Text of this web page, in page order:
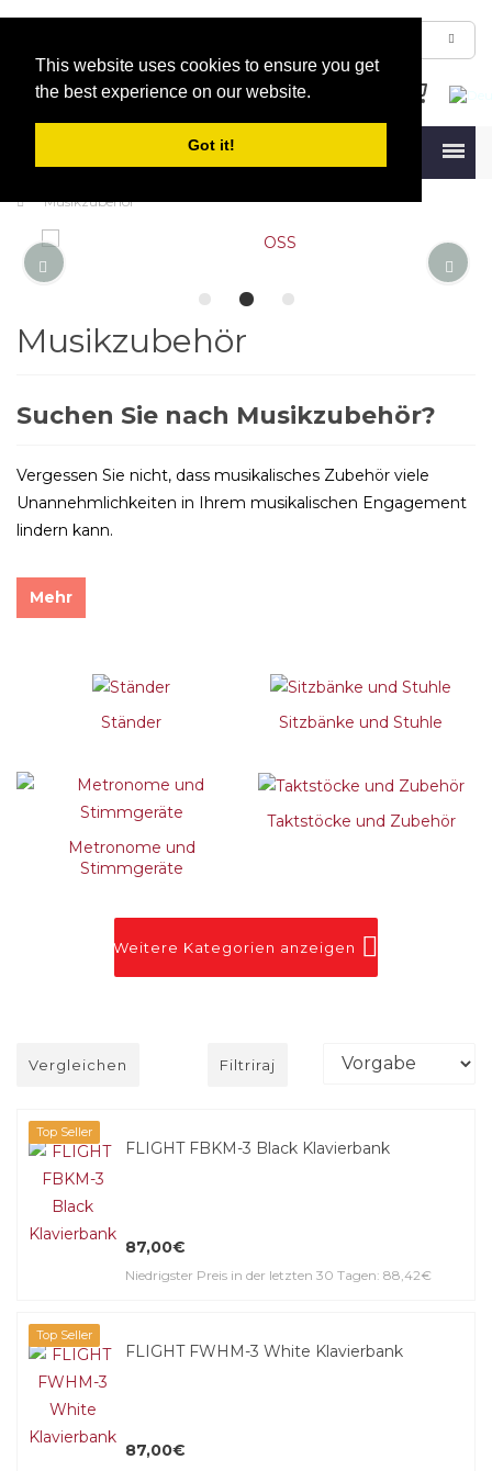
This website uses cookies to ensure you get
the best experience on our website.
Got it!
Musikzubehör
Musikzubehör
Suchen Sie nach Musikzubehör?
Vergessen Sie nicht, dass musikalisches Zubehör viele
Unannehmlichkeiten in Ihrem musikalischen Engagement
lindern kann.
Mehr
Ständer Sitzbänke und Stuhle
Metronome und
Stimmgeräte
Taktstöcke und Zubehör
Weitere Kategorien anzeigen
Vergleichen Filtriraj
Top Seller
FLIGHT FBKM-3 Black Klavierbank
87,00€
Niedrigster Preis in der letzten 30 Tagen: 88,42€
Top Seller
FLIGHT FWHM-3 White Klavierbank
87,00€